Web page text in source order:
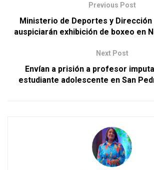
Previous Post
Ministerio de Deportes y
auspiciarán exhibición de boxeo en
Next Post
Envían a prisión a profesor
estudiante adolescente en San